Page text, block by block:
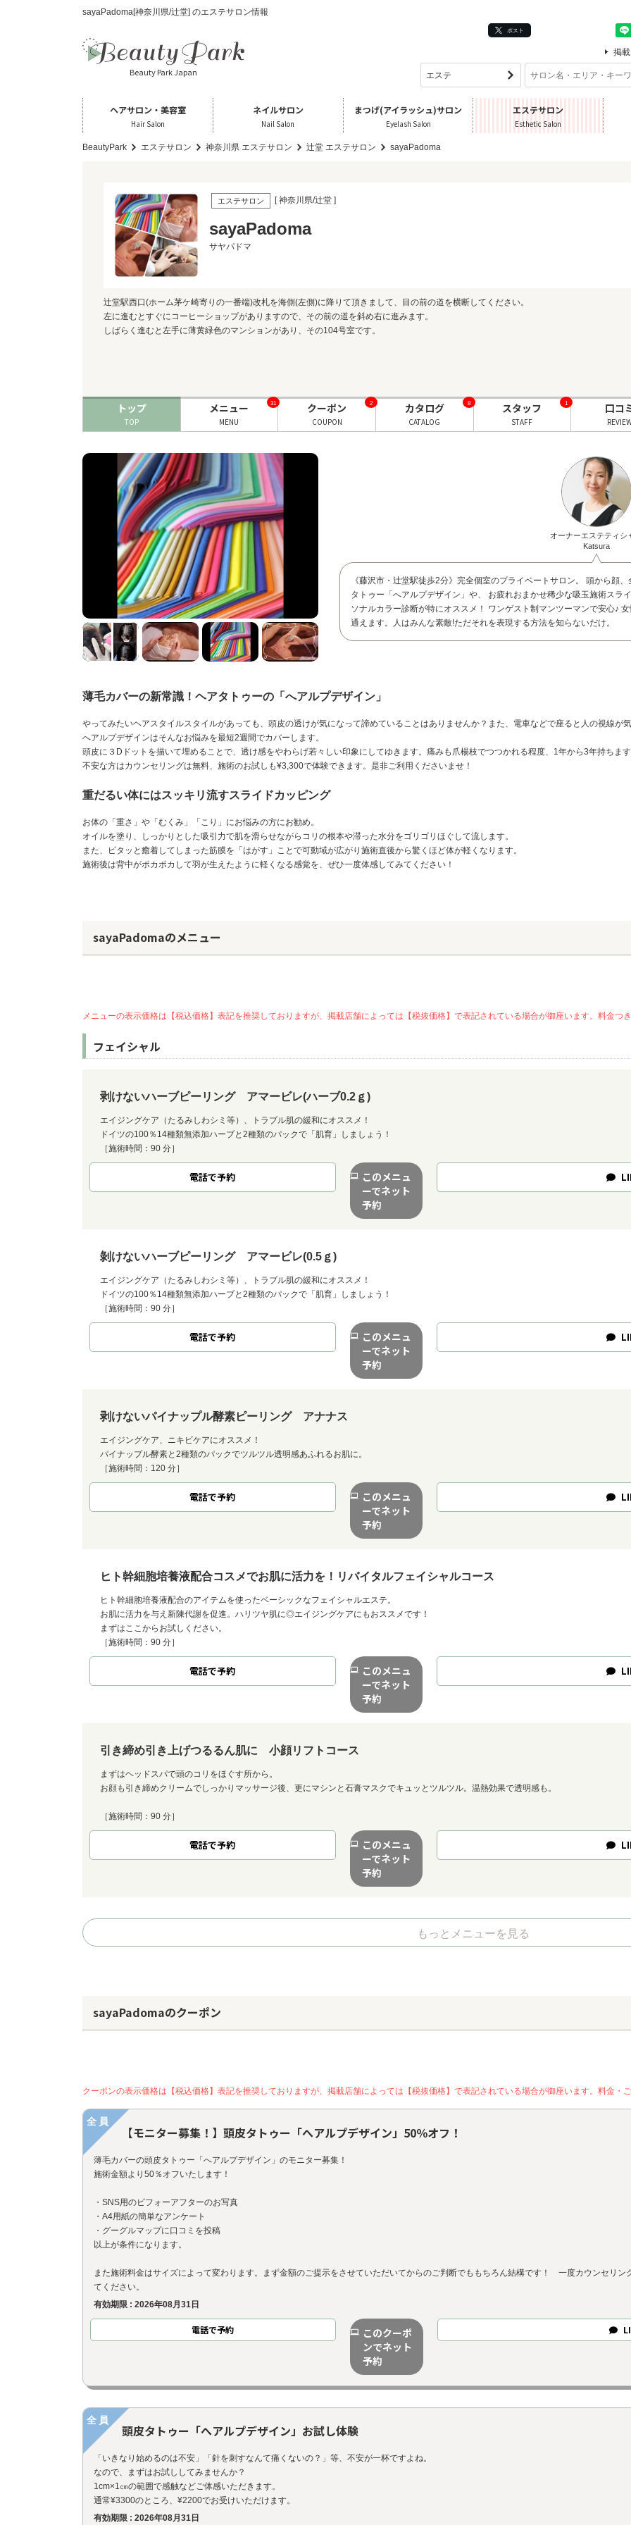
sayaPadoma[神奈川県/辻堂] のエステサロン情報
ポスト
Beauty Park Japan
掲
ヘアサロン・美容室
Hair Salon
ネイルサロン
Nail Salon
まつげ(アイラッシュ)サロン
Eyelash Salon
エステサロン
Esthetic Salon
BeautyPark エステサロン 神奈川県 エステサロン 辻堂 エステサロン sayaPadoma
エステサロン [ 神奈川県/辻堂 ]
sayaPadoma
サヤパドマ
辻堂駅西口(ホーム茅ケ崎寄りの一番端)改札を海側(左側)に降りて頂きまして、目の前の道を横断してください。
左に進むとすぐにコーヒーショップがありますので、その前の道を斜め右に進みます。
しばらく進むと左手に薄黄緑色のマンションがあり、その104号室です。
トップ
TOP
メニュー
MENU
31 クーポン
COUPON
2 カタログ
CATALOG
8 スタッフ
STAFF
1 口コ
オーナーエステティシ
Katsura
《藤沢市・辻堂駅徒歩2分》完全個室のプライベートサロン。 頭から顔
タトゥー「へアルプデザイン」や、 お疲れおまかせ稀少な吸玉施術スラ
ソナルカラー診断が特にオススメ！ ワンゲスト制マンツーマンで安心♪
通えます。人はみんな素敵!ただそれを表現する方法を知らないだけ。
薄毛カバーの新常識！ヘアタトゥーの「へアルプデザイン」
やってみたいヘアスタイルスタイルがあっても、頭皮の透けが気になって諦めていることはありませんか？また、電車などで座ると人の視線が
へアルプデザインはそんなお悩みを最短2週間でカバーします。
頭皮に３Dドットを描いて埋めることで、透け感をやわらげ若々しい印象にしてゆきます。痛みも爪楊枝でつつかれる程度、1年から3年持ちます
不安な方はカウンセリングは無料、施術のお試しも¥3,300で体験できます。是非ご利用くださいませ！
重だるい体にはスッキリ流すスライドカッピング
お体の「重さ」や「むくみ」「こり」にお悩みの方にお勧め。
オイルを塗り、しっかりとした吸引力で肌を滑らせながらコリの根本や滞った水分をゴリゴリほぐして流します。
また、ピタッと癒着してしまった筋膜を「はがす」ことで可動域が広がり施術直後から驚くほど体が軽くなります。
施術後は背中がポカポカして羽が生えたように軽くなる感覚を、ぜひ一度体感してみてください！
sayaPadomaのメニュー
メニューの表示価格は【税込価格】表記を推奨しておりますが、掲載店舗によっては【税抜価格】で表記されている場合が御座います。料金つ
フェイシャル
剥けないハーブピーリング アマービレ(ハーブ0.2ｇ)
エイジングケア（たるみしわシミ等）、トラブル肌の緩和にオススメ！
ドイツの100％14種類無添加ハーブと2種類のパックで「肌育」しましょう！
［施術時間：90 分］
電話で予約
このメニュ
ーでネット
予約
剝けないハーブピーリング アマービレ(0.5ｇ)
エイジングケア（たるみしわシミ等）、トラブル肌の緩和にオススメ！
ドイツの100％14種類無添加ハーブと2種類のパックで「肌育」しましょう！
［施術時間：90 分］
電話で予約
このメニュ
ーでネット
予約
剥けないパイナップル酵素ピーリング アナナス
エイジングケア、ニキビケアにオススメ！
パイナップル酵素と2種類のパックでツルツル透明感あふれるお肌に。
［施術時間：120 分］
電話で予約
このメニュ
ーでネット
予約
ヒト幹細胞培養液配合コスメでお肌に活力を！リバイタルフェイシャルコース
ヒト幹細胞培養液配合のアイテムを使ったベーシックなフェイシャルエステ。
お肌に活力を与え新陳代謝を促進。ハリツヤ肌に◎エイジングケアにもおススメです！
まずはここからお試しください。
［施術時間：90 分］
電話で予約
このメニュ
ーでネット
予約
引き締め引き上げつるるん肌に 小顔リフトコース
まずはヘッドスパで頭のコリをほぐす所から。
お顔も引き締めクリームでしっかりマッサージ後、更にマシンと石膏マスクでキュッとツルツル。温熱効果で透明感も。
［施術時間：90 分］
電話で予約
このメニュ
ーでネット
予約
もっとメニューを見る
sayaPadomaのクーポン
クーポンの表示価格は【税込価格】表記を推奨しておりますが、掲載店舗によっては【税抜価格】で表記されている場合が御座います。料金・
全員
【モニター募集！】頭皮タトゥー「へアルプデザイン」50％オフ！
薄毛カバーの頭皮タトゥー「へアルプデザイン」のモニター募集！
施術金額より50％オフいたします！
・SNS用のビフォーアフターのお写真
・A4用紙の簡単なアンケート
・グーグルマップに口コミを投稿
以上が条件になります。
また施術料金はサイズによって変わります。まず金額のご提示をさせていただいてからのご判断でももちろん結構です！ 一度カウンセリン
てください。
有効期限 : 2026年08月31日
電話で予約
このクーポ
ンでネット
予約
全員
頭皮タトゥー「へアルプデザイン」お試し体験
「いきなり始めるのは不安」「針を刺すなんて痛くないの？」等、不安が一杯ですよね。
なので、まずはお試ししてみませんか？
1cm×1㎝の範囲で感触などご体感いただきます。
通常¥3300のところ、¥2200でお受けいただけます。
有効期限 : 2026年08月31日